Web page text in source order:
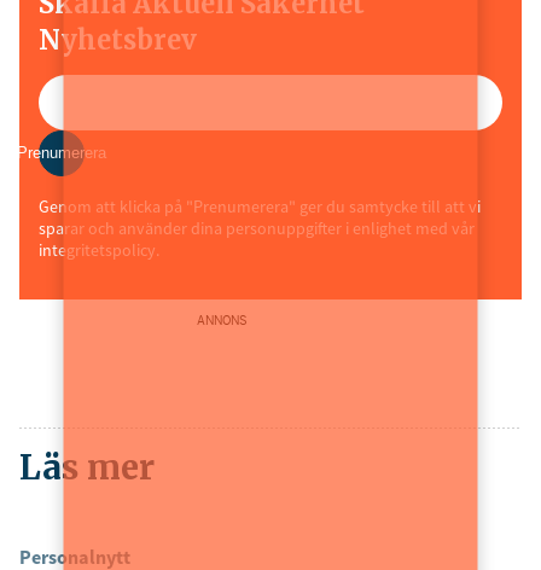
Nyhetsbrev
Prenumerera
Genom att klicka på "Prenumerera" ger du samtycke till att vi
sparar och använder dina personuppgifter i enlighet med vår
integritetspolicy.
ANNONS
Läs mer
Personalnytt